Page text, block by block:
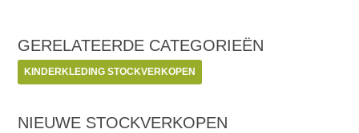
GERELATEERDE CATEGORIEËN
KINDERKLEDING STOCKVERKOPEN
NIEUWE STOCKVERKOPEN